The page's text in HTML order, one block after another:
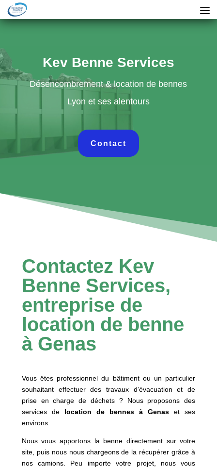
Kev Benne Services
Désencombrement & location de bennes
Lyon et ses alentours
Contact
Contactez Kev
Benne Services,
entreprise de
location de benne
à Genas
Vous êtes professionnel du bâtiment ou un particulier
souhaitant effectuer des travaux d’évacuation et de
prise en charge de déchets ? Nous proposons des
services de location de bennes à Genas et ses
environs.
Nous vous apportons la benne directement sur votre
site, puis nous nous chargeons de la récupérer grâce à
nos camions. Peu importe votre projet, nous vous